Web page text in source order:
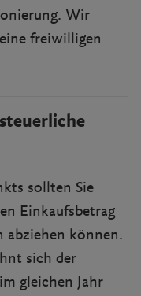
Wir
freiwilligen
sollten Sie
Einkaufsbetrag
abziehen können.
sich der
gleichen Jahr